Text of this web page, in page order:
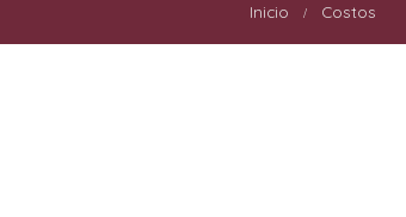
Inicio Costos